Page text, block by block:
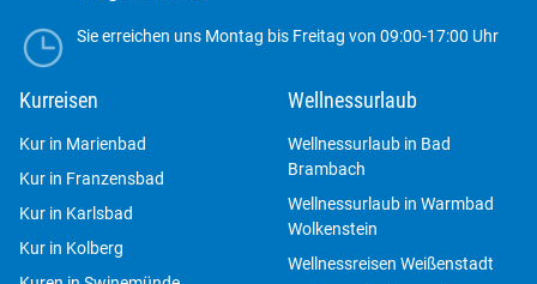
Sie erreichen uns Montag bis Freitag von 09:00-17:00 Uhr
Kurreisen
Kur in Marienbad
Kur in Franzensbad
Kur in Karlsbad
Kur in Kolberg
Wellnessurlaub
Wellnessurlaub in Bad
Brambach
Wellnessurlaub in Warmbad
Wolkenstein
Wellnessreisen Weißenstadt